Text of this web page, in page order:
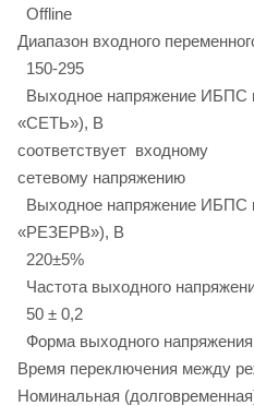
Offline
Диапазон входного
150-295
Выходное напряжение ИБПС
«СЕТЬ»), В
соответствует входному
сетевому напряжению
Выходное напряжение ИБПС
«РЕЗЕРВ»), В
220±5%
Частота выходного
50 ± 0,2
Форма выходного
Время переключения между
Номинальная